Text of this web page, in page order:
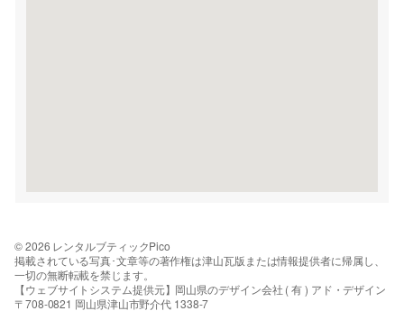
© 2026 レンタルブティックPico
掲載されている写真･文章等の著作権は津山瓦版または情報提供者に帰属し、
一切の無断転載を禁じます。
【ウェブサイトシステム提供元】岡山県のデザイン会社 ( 有 ) アド・デザイン
〒708-0821 岡山県津山市野介代 1338-7